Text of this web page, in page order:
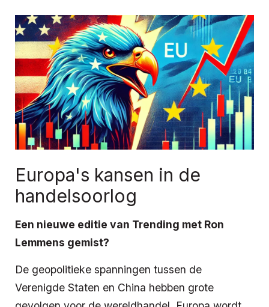
Europa's kansen in de
handelsoorlog
Een nieuwe editie van Trending met Ron
Lemmens gemist?
De geopolitieke spanningen tussen de
Verenigde Staten en China hebben grote